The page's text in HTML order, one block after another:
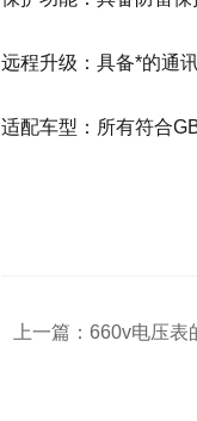
远程升级：具备*的通
适配车型：所有符合
上一篇： 660v电压表